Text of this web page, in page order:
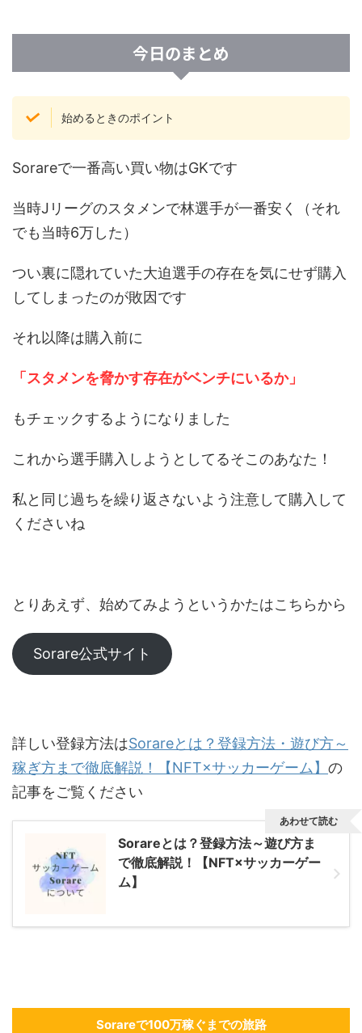
今日のまとめ
始めるときのポイント
Sorareで一番高い買い物はGKです
当時Jリーグのスタメンで林選手が一番安く（それ
でも当時6万した）
つい裏に隠れていた大迫選手の存在を気にせず購入
してしまったのが敗因です
それ以降は購入前に
「スタメンを脅かす存在がベンチにいるか」
もチェックするようになりました
これから選手購入しようとしてるそこのあなた！
私と同じ過ちを繰り返さないよう注意して購入して
くださいね
とりあえず、始めてみようというかたはこちらから
Sorare公式サイト
詳しい登録方法はSorareとは？登録方法・遊び方～
稼ぎ方まで徹底解説！【NFT×サッカーゲーム】 の
記事をご覧ください
Sorareとは？登録方法～遊び方ま
で徹底解説！【NFT×サッカーゲー
ム】
あわせて読む
Sorareで100万稼ぐまでの旅路